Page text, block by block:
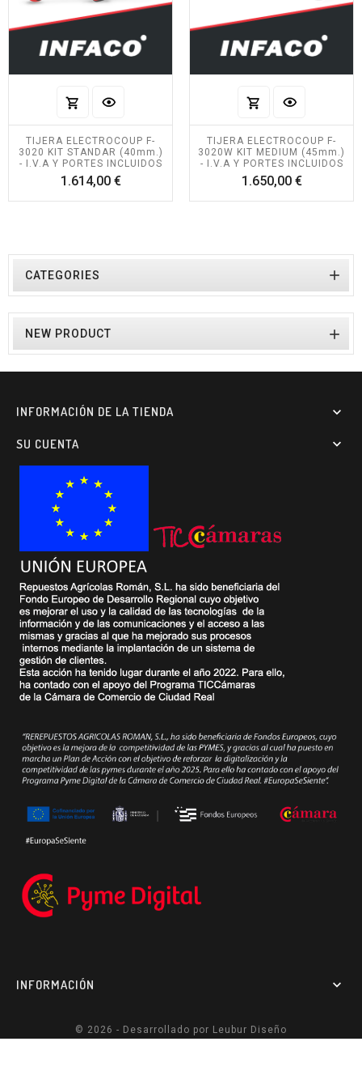
TIJERA ELECTROCOUP F-
3020 KIT STANDAR (40mm.)
- I.V.A Y PORTES INCLUIDOS
1.614,00 €Precio
TIJERA ELECTROCOUP F-
3020W KIT MEDIUM (45mm.)
- I.V.A Y PORTES INCLUIDOS
1.650,00 €Precio
CATEGORIES 
NEW PRODUCT 
INFORMACIÓN DE LA TIENDA 
SU CUENTA 
INFORMACIÓN 
© 2026 - Desarrollado por Leubur Diseño